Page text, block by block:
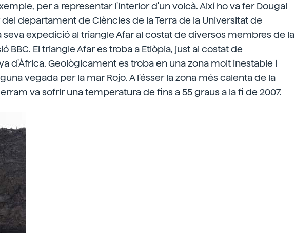
per a representar l'interior d'un volcà. Així ho va fer Dougal
departament de Ciències de la Terra de la Universitat de
seva expedició al triangle Afar al costat de diversos membres de la
BBC. El triangle Afar es troba a Etiòpia, just al costat de
d'Àfrica. Geològicament es troba en una zona molt inestable i
vegada per la mar Rojo. A l'ésser la zona més calenta de la
va sofrir una temperatura de fins a 55 graus a la fi de 2007.